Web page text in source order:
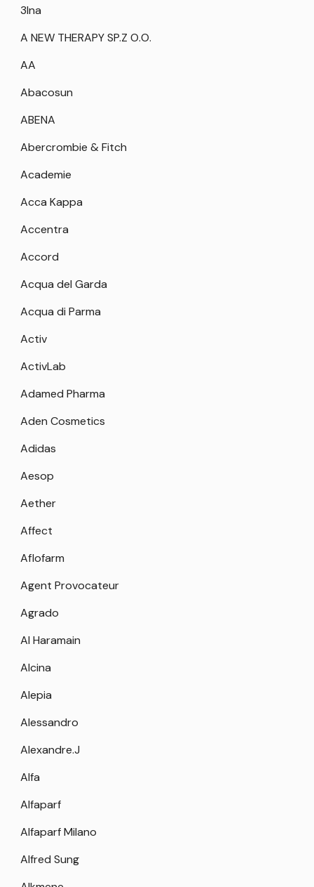
3Ina
A NEW THERAPY SP.Z O.O.
AA
Abacosun
ABENA
Abercrombie & Fitch
Academie
Acca Kappa
Accentra
Accord
Acqua del Garda
Acqua di Parma
Activ
ActivLab
Adamed Pharma
Aden Cosmetics
Adidas
Aesop
Aether
Affect
Aflofarm
Agent Provocateur
Agrado
Al Haramain
Alcina
Alepia
Alessandro
Alexandre.J
Alfa
Alfaparf
Alfaparf Milano
Alfred Sung